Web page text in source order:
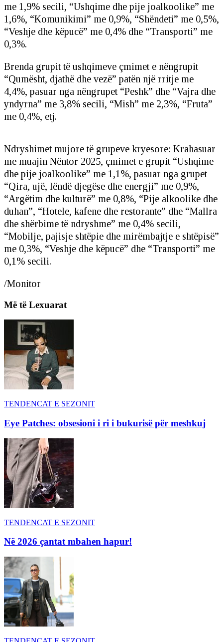
me 1,9% secili, “Ushqime dhe pije joalkoolike” me
1,6%, “Komunikimi” me 0,9%, “Shëndeti” me 0,5%,
“Veshje dhe këpucë” me 0,4% dhe “Transporti” me
0,3%.
Brenda grupit të ushqimeve çmimet e nëngrupit
“Qumësht, djathë dhe vezë” patën një rritje me
4,4%, pasuar nga nëngrupet “Peshk” dhe “Vajra dhe
yndyrna” me 3,8% secili, “Mish” me 2,3%, “Fruta”
me 0,4%, etj.
Ndryshimet mujore të grupeve kryesore: Krahasuar
me muajin Nëntor 2025, çmimet e grupit “Ushqime
dhe pije joalkoolike” me 1,1%, pasuar nga grupet
“Qira, ujë, lëndë djegëse dhe energji” me 0,9%,
“Argëtim dhe kulturë” me 0,8%, “Pije alkoolike dhe
duhan”, “Hotele, kafene dhe restorante” dhe “Mallra
dhe shërbime të ndryshme” me 0,4% secili,
“Mobilje, pajisje shtëpie dhe mirëmbajtje e shtëpisë”
me 0,3%, “Veshje dhe këpucë” dhe “Transporti” me
0,1% secili.
/Monitor
Më të Lexuarat
TENDENCAT E SEZONIT
Eye Patches: obsesioni i ri i bukurisë për meshkuj
TENDENCAT E SEZONIT
Në 2026 çantat mbahen hapur!